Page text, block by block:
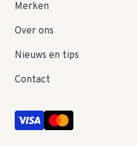
Merken
Over ons
Nieuws en tips
Contact